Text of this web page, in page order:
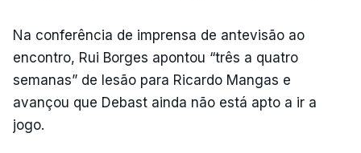
Na conferência de imprensa de antevisão ao
encontro, Rui Borges apontou “três a quatro
semanas” de lesão para Ricardo Mangas e
avançou que Debast ainda não está apto a ir a
jogo.